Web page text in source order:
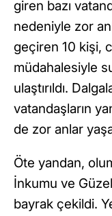
giren bazı
nedeniyle zor
geçiren 10 kişi,
müdahalesiyle
ulaştırıldı.
vatandaşların
de zor anlar
Öte yandan,
İnkumu ve
bayrak çekildi.